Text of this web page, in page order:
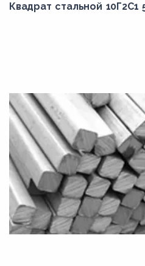
Квадрат стальной